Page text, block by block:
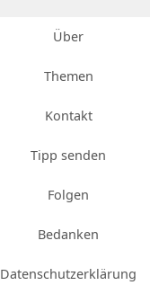
Über
Themen
Kontakt
Tipp senden
Folgen
Bedanken
Datenschutzerklärung